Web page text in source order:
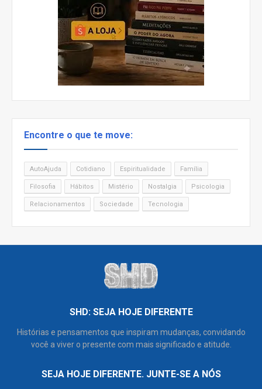
Encontre o que te move:
AutoAjuda Cotidiano Espiritualidade Família
Filosofia Hábitos Mistério Nostalgia Psicologia
Relacionamentos Sociedade Tecnologia
SHD: SEJA HOJE DIFERENTE
Histórias e pensamentos que inspiram mudanças, convidando
você a viver o presente com mais significado e atitude.
SEJA HOJE DIFERENTE. JUNTE-SE A NÓS